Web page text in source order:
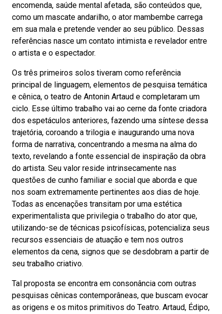
encomenda, saúde mental afetada, são conteúdos que,
como um mascate andarilho, o ator mambembe carrega
em sua mala e pretende vender ao seu público. Dessas
referências nasce um contato intimista e revelador entre
o artista e o espectador.
Os três primeiros solos tiveram como referência
principal de linguagem, elementos de pesquisa temática
e cênica, o teatro de Antonin Artaud e completaram um
ciclo. Esse último trabalho vai ao cerne da fonte criadora
dos espetáculos anteriores, fazendo uma síntese dessa
trajetória, coroando a trilogia e inaugurando uma nova
forma de narrativa, concentrando a mesma na alma do
texto, revelando a fonte essencial de inspiração da obra
do artista. Seu valor reside intrinsecamente nas
questões de cunho familiar e social que aborda e que
nos soam extremamente pertinentes aos dias de hoje.
Todas as encenações transitam por uma estética
experimentalista que privilegia o trabalho do ator que,
utilizando-se de técnicas psicofísicas, potencializa seus
recursos essenciais de atuação e tem nos outros
elementos da cena, signos que se desdobram a partir de
seu trabalho criativo.
Tal proposta se encontra em consonância com outras
pesquisas cênicas contemporâneas, que buscam evocar
as origens e os mitos primitivos do Teatro. Artaud, Édipo,